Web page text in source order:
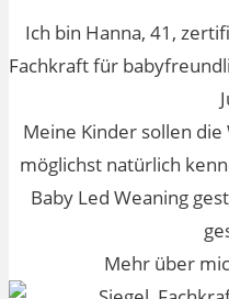
Ich bin Hanna, 41,
Fachkraft für
Meine Kinder sollen
möglichst natürlich
Baby Led Weaning
Mehr über